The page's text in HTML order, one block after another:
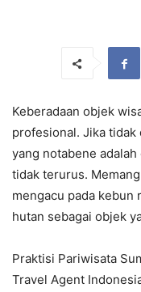
Keberadaan objek
profesional. Jika tidak
yang notabene
tidak terurus.
mengacu pada kebun
hutan sebagai objek
Praktisi Pariwisata
Travel Agent